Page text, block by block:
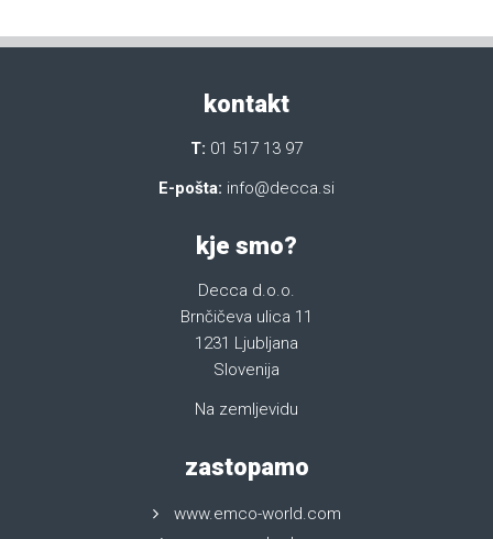
kontakt
T: 01 517 13 97
E-pošta: info@decca.si
kje smo?
Decca d.o.o.
Brnčičeva ulica 11
1231 Ljubljana
Slovenija
Na zemljevidu
zastopamo
www.emco-world.com